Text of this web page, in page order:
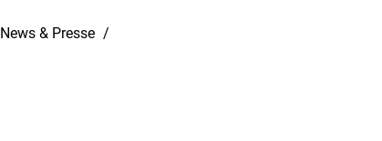
News & Presse